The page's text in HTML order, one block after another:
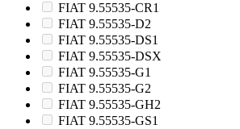
FIAT 9.55535-CR1
FIAT 9.55535-D2
FIAT 9.55535-DS1
FIAT 9.55535-DSX
FIAT 9.55535-G1
FIAT 9.55535-G2
FIAT 9.55535-GH2
FIAT 9.55535-GS1